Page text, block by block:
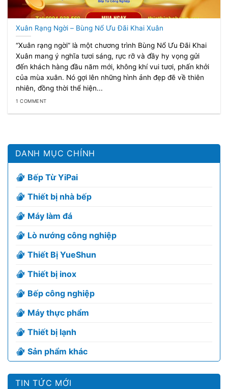
Xuân Rạng Ngời – Bùng Nổ Ưu Đãi Khai Xuân
“Xuân rạng ngời” là một chương trình Bùng Nổ Ưu Đãi Khai
Xuân mang ý nghĩa tươi sáng, rực rỡ và đầy hy vọng gửi
đến khách hàng đầu năm mới, không khí vui tươi, phấn khởi
của mùa xuân. Nó gợi lên những hình ảnh đẹp đẽ về thiên
nhiên, đồng thời thể hiện...
1 COMMENT
DANH MỤC CHÍNH
Bếp Từ YiPai
Thiết bị nhà bếp
Máy làm đá
Lò nướng công nghiệp
Thiết Bị YueShun
Thiết bị inox
Bếp công nghiệp
Máy thực phẩm
Thiết bị lạnh
Sản phẩm khác
TIN TỨC MỚI